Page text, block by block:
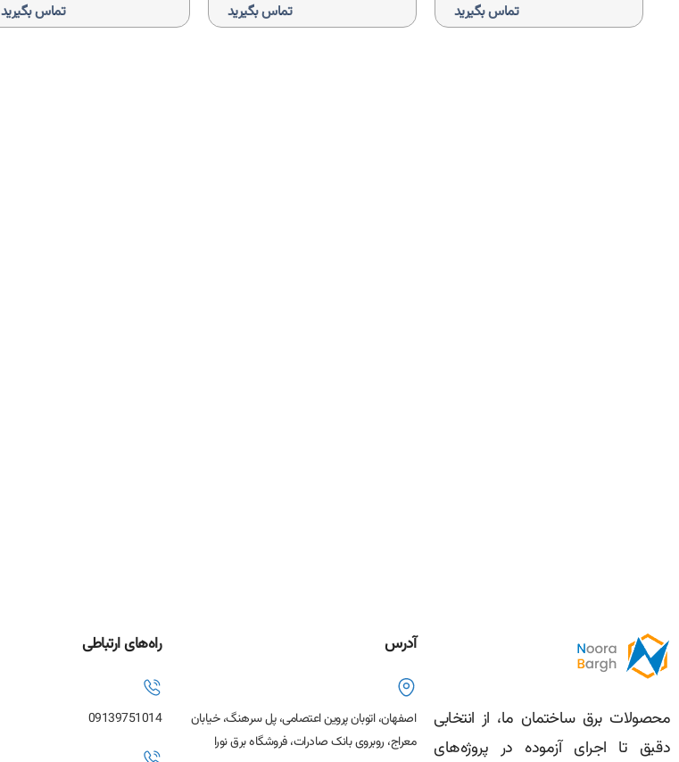
0
از
تماس بگیرید 0
از
تماس بگیرید 0
از
تماس بگیرید
محصولات برق ساختمان ما، از انتخابی
دقیق تا اجرای آزموده در پروژه‌های
آدرس
اصفهان، اتوبان پروین اعتصامی، پل سرهنگ، خیابان
معراج، روبروی بانک صادرات، فروشگاه برق نورا
راه‌های ارتباطی
09139751014